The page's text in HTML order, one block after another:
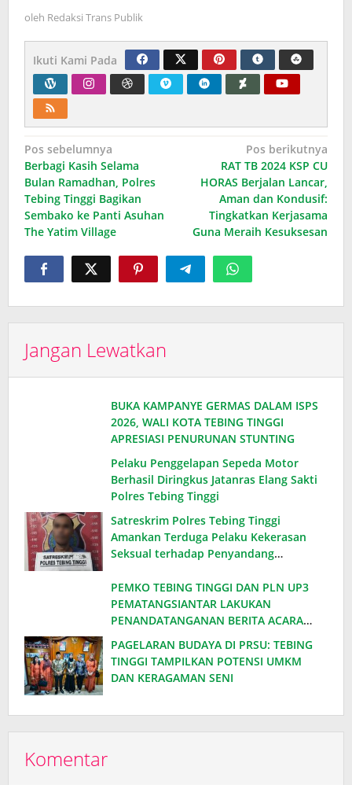
oleh Redaksi Trans Publik
Ikuti Kami Pada
Navigasi
pos
Pos sebelumnya
Berbagi Kasih Selama
Bulan Ramadhan, Polres
Tebing Tinggi Bagikan
Sembako ke Panti Asuhan
The Yatim Village
Pos berikutnya
RAT TB 2024 KSP CU
HORAS Berjalan Lancar,
Aman dan Kondusif:
Tingkatkan Kerjasama
Guna Meraih Kesuksesan
Jangan Lewatkan
BUKA KAMPANYE GERMAS DALAM ISPS
2026, WALI KOTA TEBING TINGGI
APRESIASI PENURUNAN STUNTING
Pelaku Penggelapan Sepeda Motor
Berhasil Diringkus Jatanras Elang Sakti
Polres Tebing Tinggi
Satreskrim Polres Tebing Tinggi
Amankan Terduga Pelaku Kekerasan
Seksual terhadap Penyandang
PEMKO TEBING TINGGI DAN PLN UP3
PEMATANGSIANTAR LAKUKAN
PENANDATANGANAN BERITA ACARA
RATUSAN JUTA PER BULAN
PAGELARAN BUDAYA DI PRSU: TEBING
TINGGI TAMPILKAN POTENSI UMKM
DAN KERAGAMAN SENI
Komentar